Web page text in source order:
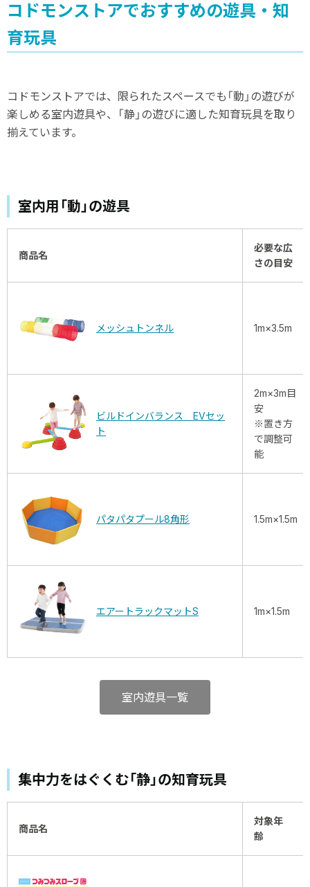
コドモンストアでおすすめの遊具・知
育玩具
コドモンストアでは、限られたスペースでも「動」の遊びが
楽しめる室内遊具や、「静」の遊びに適した知育玩具を取り
揃えています。
室内用「動」の遊具
商品名
必要な広
さの目安
メッシュトンネル 1m×3.5m
ビルドインバランス EVセッ
ト
2m×3m目
安
※置き方
で調整可
能
パタパタプール8角形 1.5m×1.5m
エアートラックマットS 1m×1.5m
室内遊具一覧
集中力をはぐくむ「静」の知育玩具
商品名
対象年
齢